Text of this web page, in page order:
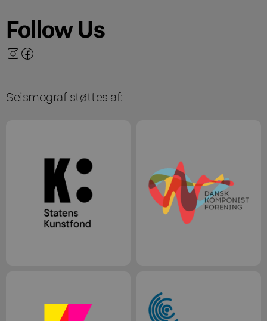
Follow Us
Seismograf støttes af: